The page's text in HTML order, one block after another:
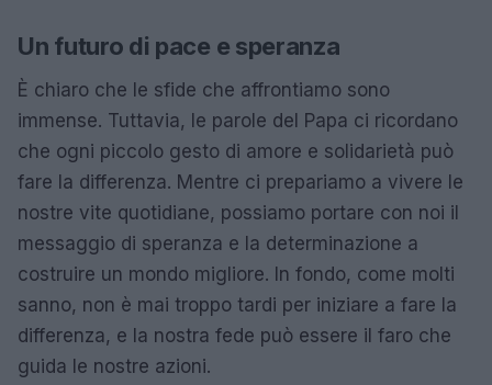
Un futuro di pace e speranza
È chiaro che le sfide che affrontiamo sono
immense. Tuttavia, le parole del Papa ci ricordano
che ogni piccolo gesto di amore e solidarietà può
fare la differenza. Mentre ci prepariamo a vivere le
nostre vite quotidiane, possiamo portare con noi il
messaggio di speranza e la determinazione a
costruire un mondo migliore. In fondo, come molti
sanno, non è mai troppo tardi per iniziare a fare la
differenza, e la nostra fede può essere il faro che
guida le nostre azioni.